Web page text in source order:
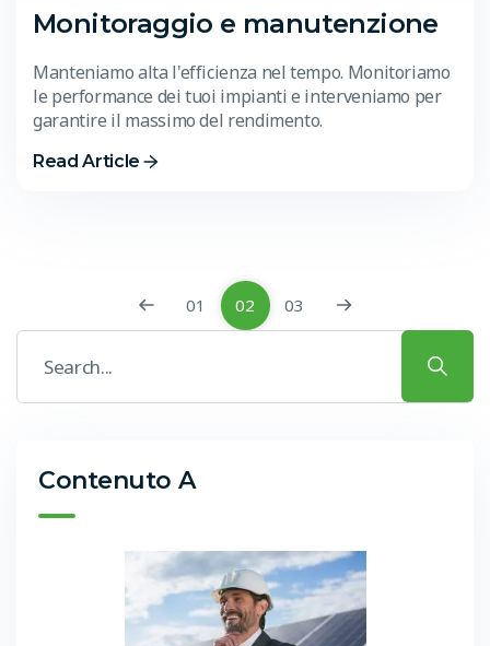
Monitoraggio e manutenzione
Manteniamo alta l'efficienza nel tempo. Monitoriamo
le performance dei tuoi impianti e interveniamo per
garantire il massimo del rendimento.
Read Article
01 02 03
Contenuto A